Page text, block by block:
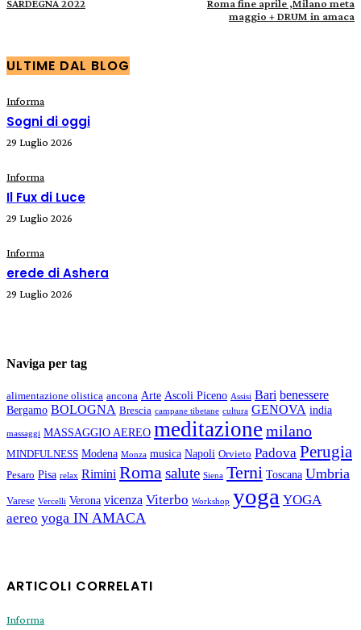
SARDEGNA 2022
Roma fine aprile ,Milano meta
maggio + DRUM in amaca
ULTIME DAL BLOG
Informa
Sogni di oggi
29 Luglio 2026
Informa
Il Fux di Luce
29 Luglio 2026
Informa
erede di Ashera
29 Luglio 2026
Naviga per tag
alimentazione olistica ancona Arte Ascoli Piceno Assisi Bari benessere
Bergamo BOLOGNA Brescia campane tibetane cultura GENOVA india
massaggi MASSAGGIO AEREO meditazione milano
MINDFULNESS Modena Monza musica Napoli Orvieto Padova Perugia
Pesaro Pisa relax Rimini Roma salute Siena Terni Toscana Umbria
Varese Vercelli Verona vicenza Viterbo Workshop yoga YOGA
aereo yoga IN AMACA
ARTICOLI CORRELATI
Informa